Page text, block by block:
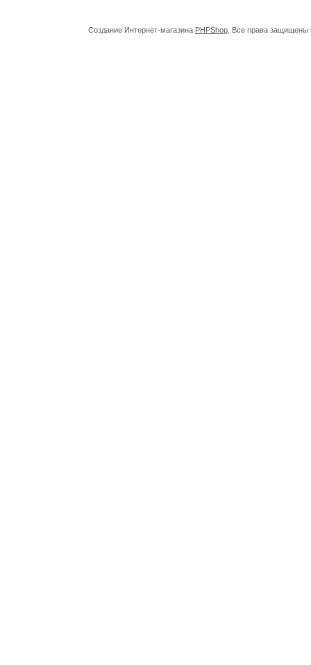
Создание Интернет-магазина PHPShop . Все права защищены